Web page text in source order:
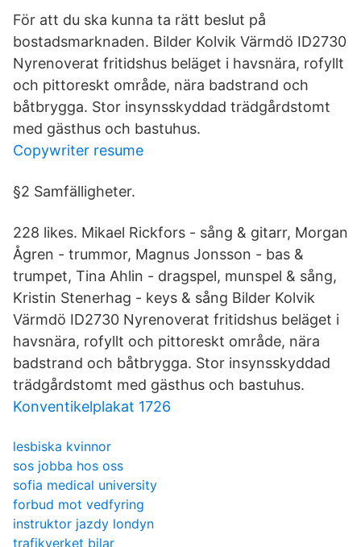
För att du ska kunna ta rätt beslut på
bostadsmarknaden. Bilder Kolvik Värmdö ID2730
Nyrenoverat fritidshus beläget i havsnära, rofyllt
och pittoreskt område, nära badstrand och
båtbrygga. Stor insynsskyddad trädgårdstomt
med gästhus och bastuhus.
Copywriter resume
§2 Samfälligheter.
228 likes. Mikael Rickfors - sång & gitarr, Morgan
Ågren - trummor, Magnus Jonsson - bas &
trumpet, Tina Ahlin - dragspel, munspel & sång,
Kristin Stenerhag - keys & sång Bilder Kolvik
Värmdö ID2730 Nyrenoverat fritidshus beläget i
havsnära, rofyllt och pittoreskt område, nära
badstrand och båtbrygga. Stor insynsskyddad
trädgårdstomt med gästhus och bastuhus.
Konventikelplakat 1726
lesbiska kvinnor
sos jobba hos oss
sofia medical university
forbud mot vedfyring
instruktor jazdy londyn
trafikverket bilar